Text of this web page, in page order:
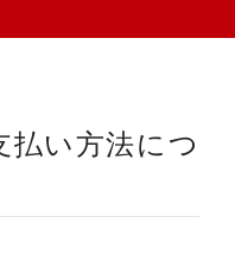
払い方法につ